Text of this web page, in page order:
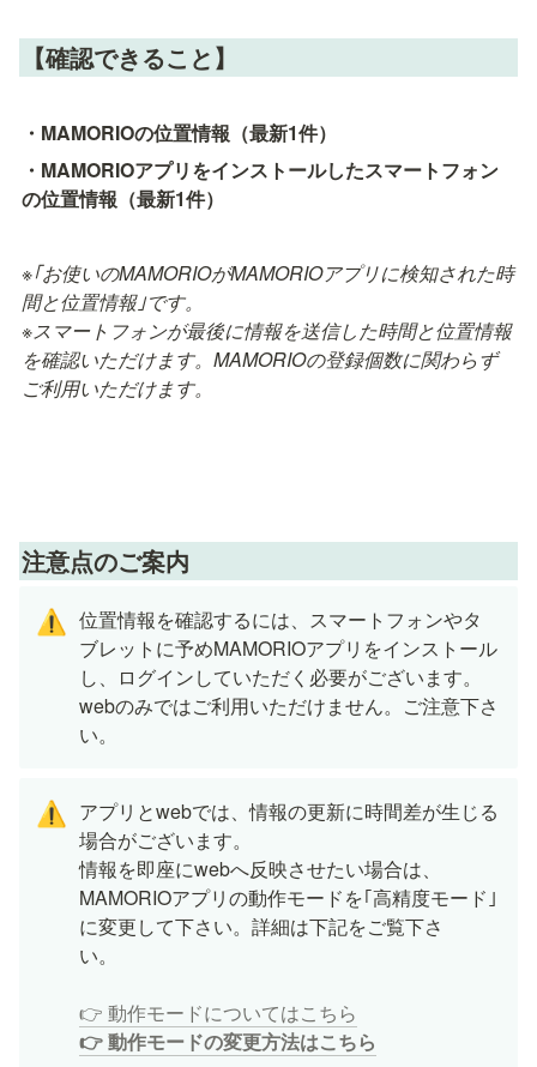
【確認できること】
・MAMORIOの位置情報（最新1件）
・MAMORIOアプリをインストールしたスマートフォン
の位置情報（最新1件）
※｢お使いのMAMORIOがMAMORIOアプリに検知された時
間と位置情報｣です。
※スマートフォンが最後に情報を送信した時間と位置情報
を確認いただけます。MAMORIOの登録個数に関わらず
ご利用いただけます。
注意点のご案内
⚠️ 位置情報を確認するには、スマートフォンやタ
ブレットに予めMAMORIOアプリをインストール
し、ログインしていただく必要がございます。
webのみではご利用いただけません。ご注意下さ
い。
⚠️ アプリとwebでは、情報の更新に時間差が生じる
場合がございます。
情報を即座にwebへ反映させたい場合は、
MAMORIOアプリの動作モードを｢高精度モード｣
に変更して下さい。詳細は下記をご覧下さ
い。
👉 動作モードについてはこちら
👉 動作モードの変更方法はこちら